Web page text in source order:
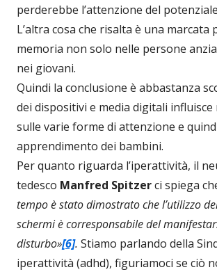
perderebbe l’attenzione del
L’altra cosa che risalta è una marcata
memoria non solo nelle persone
nei giovani.
Quindi la conclusione è abbastanza
dei dispositivi e media digitali
sulle varie forme di attenzione e
apprendimento dei bambini.
Per quanto riguarda l’iperattività, il
tedesco Manfred Spitzerci spiega
tempo è stato dimostrato che l’utilizzo
schermi è corresponsabile del
disturbo»[6]. Stiamo parlando della
iperattività (adhd), figuriamoci se ciò